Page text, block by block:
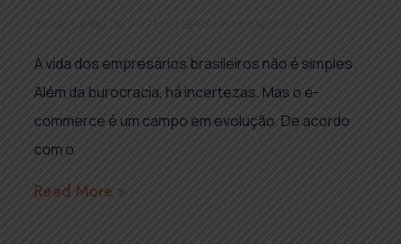
A vida dos empresários brasileiros não é simples.
Além da burocracia, há incertezas. Mas o e-
commerce é um campo em evolução. De acordo
com o
Read More »